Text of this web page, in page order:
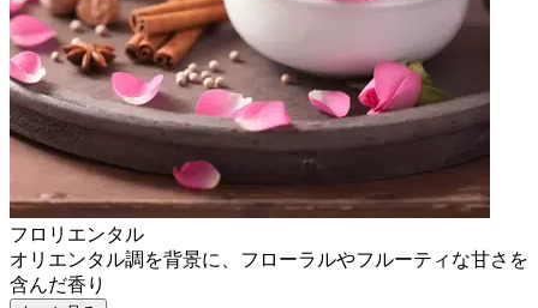
フロリエンタル
オリエンタル調を背景に、フローラルやフルーティな甘さを
含んだ香り